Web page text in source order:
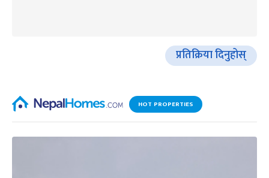
प्रतिक्रिया दिनुहोस्
HOT PROPERTIES